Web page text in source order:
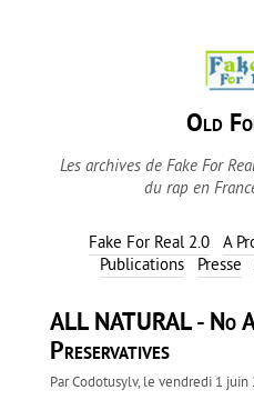
Old
Les archives de Fake For
du rap en
Fake For Real 2.0 A
Publications
Presse
ALL NATURAL - No
Preservatives
ParCodotusylv, le vendredi 1 juin